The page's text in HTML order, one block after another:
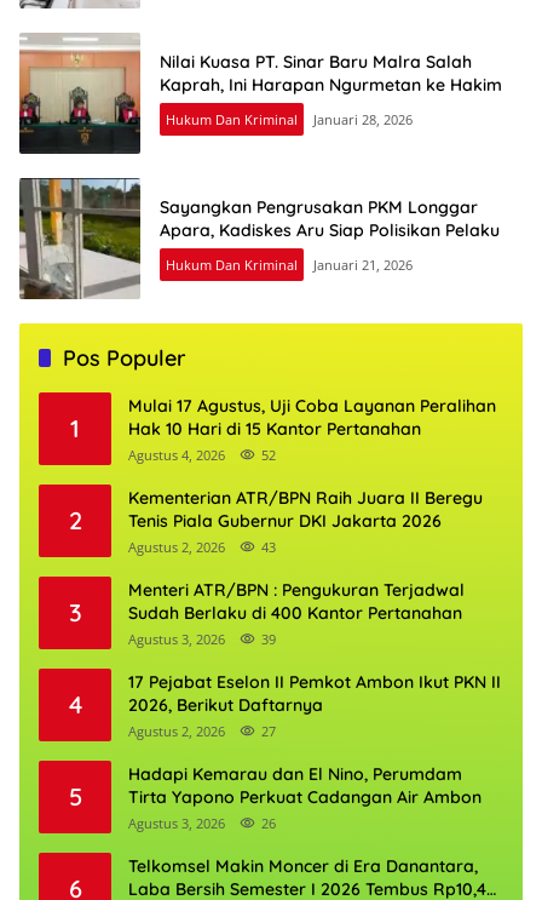
Nilai Kuasa PT. Sinar Baru Malra Salah
Kaprah, Ini Harapan Ngurmetan ke Hakim
Hukum Dan Kriminal Januari 28, 2026
Sayangkan Pengrusakan PKM Longgar
Apara, Kadiskes Aru Siap Polisikan Pelaku
Hukum Dan Kriminal Januari 21, 2026
Pos Populer
1
Mulai 17 Agustus, Uji Coba Layanan Peralihan
Hak 10 Hari di 15 Kantor Pertanahan
Agustus 4, 2026 52
2
Kementerian ATR/BPN Raih Juara II Beregu
Tenis Piala Gubernur DKI Jakarta 2026
Agustus 2, 2026 43
3
Menteri ATR/BPN : Pengukuran Terjadwal
Sudah Berlaku di 400 Kantor Pertanahan
Agustus 3, 2026 39
4
17 Pejabat Eselon II Pemkot Ambon Ikut PKN II
2026, Berikut Daftarnya
Agustus 2, 2026 27
5
Hadapi Kemarau dan El Nino, Perumdam
Tirta Yapono Perkuat Cadangan Air Ambon
Agustus 3, 2026 26
6
Telkomsel Makin Moncer di Era Danantara,
Laba Bersih Semester I 2026 Tembus Rp10,4